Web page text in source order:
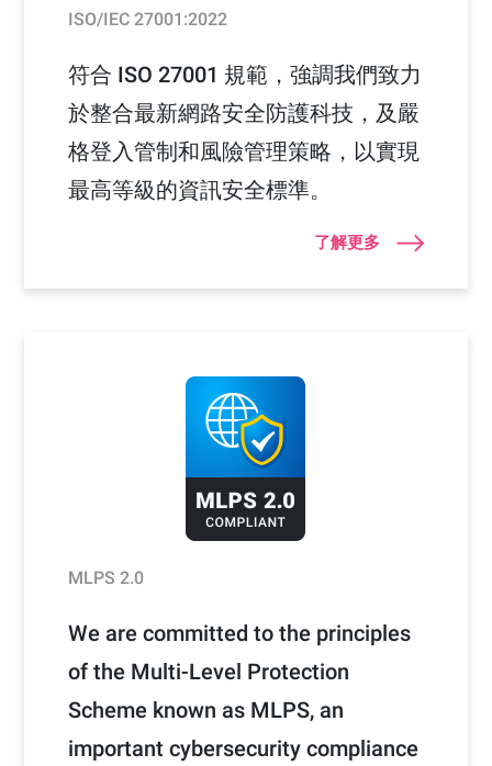
ISO/IEC 27001:2022
符合 ISO 27001 規範，強調我們致力
於整合最新網路安全防護科技，及嚴
格登入管制和風險管理策略，以實現
最高等級的資訊安全標準。
了解更多
MLPS 2.0
We are committed to the principles
of the Multi-Level Protection
Scheme known as MLPS, an
important cybersecurity compliance